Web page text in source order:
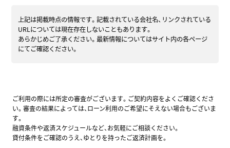
上記は掲載時点の情報です。記載されている会社名、リンクされている
URLについては現在存在しないこともあります。
あらかじめご了承ください。最新情報についてはサイト内の各ページ
にてご確認ください。
ご利用の際には所定の審査がございます。ご契約内容をよくご確認くださ
い。審査の結果によっては、ローン利用のご希望にそえない場合もございま
す。
融資条件や返済スケジュールなど、お気軽にご相談ください。
貸付条件をご確認のうえ、ゆとりを持ったご返済計画を。